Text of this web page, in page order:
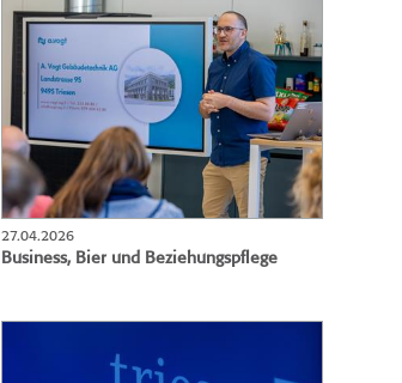
27.04.2026
Business, Bier und Beziehungspflege